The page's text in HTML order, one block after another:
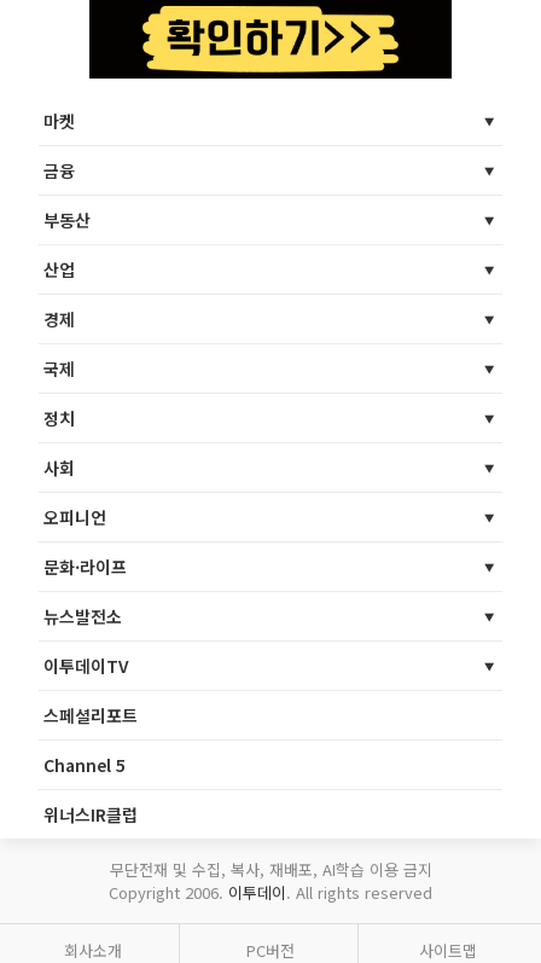
마켓
금융
부동산
산업
경제
국제
정치
사회
오피니언
문화·라이프
뉴스발전소
이투데이TV
스페셜리포트
Channel 5
위너스IR클럽
무단전재 및 수집, 복사, 재배포, AI학습 이용 금지
Copyright 2006. 이투데이. All rights reserved
회사소개 PC버전 사이트맵